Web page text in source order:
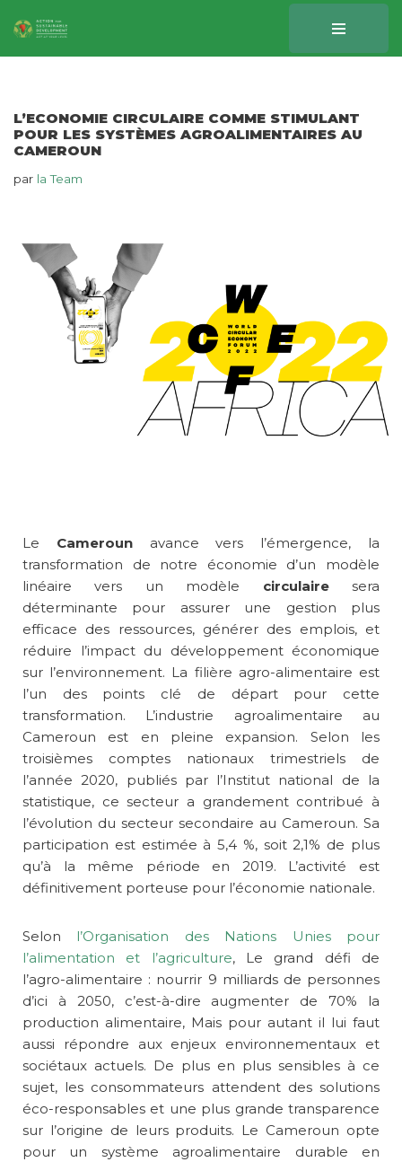
L’ECONOMIE CIRCULAIRE COMME STIMULANT
POUR LES SYSTÈMES AGROALIMENTAIRES AU
CAMEROUN
par la Team
Le Camerounavance vers l’émergence, la
transformation de notre économie d’un modèle
linéaire vers un modèle
circulairesera
déterminante pour assurer une gestion plus
efficace des ressources, générer des emplois, et
réduire l’impact du développement économique
sur l’environnement. La filière agro-alimentaire est
l’un des points clé de départ pour cette
transformation. L’industrie agroalimentaire au
Cameroun est en pleine expansion. Selon les
troisièmes comptes nationaux trimestriels de
l’année 2020, publiés par l’Institut national de la
statistique, ce secteur a grandement contribué à
l’évolution du secteur secondaire au Cameroun. Sa
participation est estimée à 5,4 %, soit 2,1% de plus
qu’à la même période en 2019. L’activité est
définitivement porteuse pour l’économie nationale.
Selon l’Organisation des Nations Unies pour
l’alimentation et l’agriculture, Le grand défi de
l’agro-alimentaire : nourrir 9 milliards de personnes
d’ici à 2050, c’est-à-dire augmenter de 70% la
production alimentaire, Mais pour autant il lui faut
aussi répondre aux enjeux environnementaux et
sociétaux actuels. De plus en plus sensibles à ce
sujet, les consommateurs attendent des solutions
éco-responsables et une plus grande transparence
sur l’origine de leurs produits. Le Cameroun opte
pour un système agroalimentaire durable en